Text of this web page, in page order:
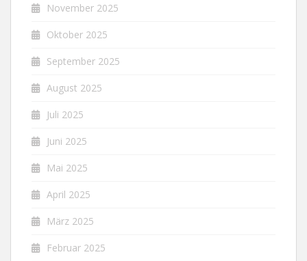
November 2025
Oktober 2025
September 2025
August 2025
Juli 2025
Juni 2025
Mai 2025
April 2025
März 2025
Februar 2025